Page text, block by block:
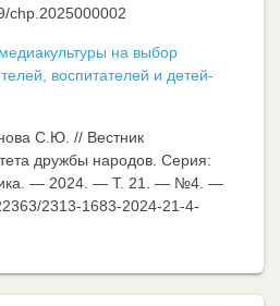
chp.2025000002
на выбор
воспитателей и детей-
С.Ю. // Вестник
дружбы народов. Серия:
— 2024. — Т. 21. — №4. —
2313-1683-2024-21-4-